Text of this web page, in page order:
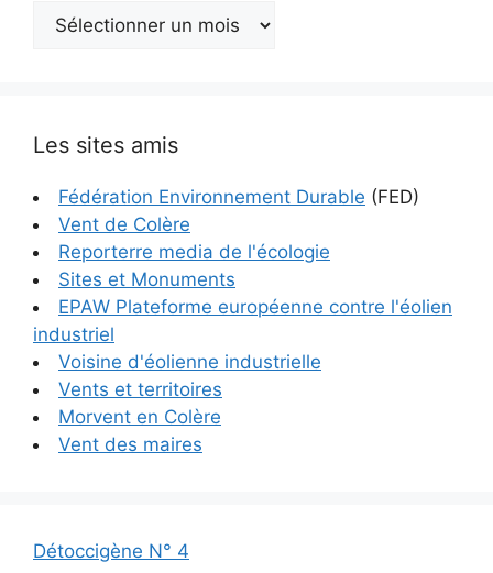
Archives
Les sites amis
Fédération Environnement Durable (FED)
Vent de Colère
Reporterre media de l'écologie
Sites et Monuments
EPAW Plateforme européenne contre l'éolien
industriel
Voisine d'éolienne industrielle
Vents et territoires
Morvent en Colère
Vent des maires
Détoccigène N° 4